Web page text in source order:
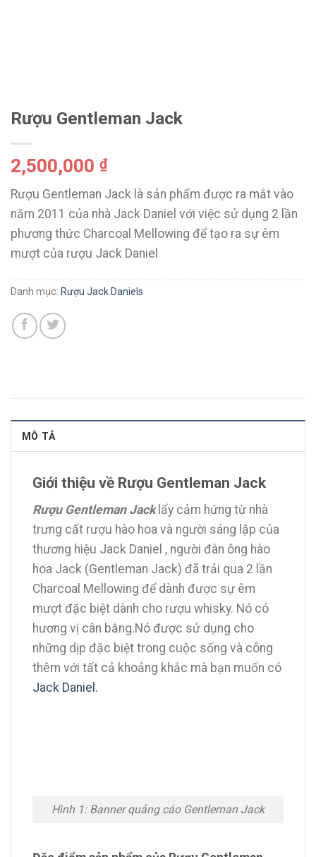
Rượu Gentleman Jack
2,500,000 ₫
Rượu Gentleman Jack là sản phẩm được ra mắt vào
năm 2011 của nhà Jack Daniel với việc sử dụng 2 lần
phương thức Charcoal Mellowing để tạo ra sự êm
mượt của rượu Jack Daniel
Danh mục: Rượu Jack Daniels
MÔ TẢ
Giới thiệu về Rượu Gentleman Jack
Rượu Gentleman Jacklấy cảm hứng từ nhà
trưng cất rượu hào hoa và người sáng lập của
thương hiệu Jack Daniel , người đàn ông hào
hoa Jack (Gentleman Jack) đã trải qua 2 lần
Charcoal Mellowing để dành được sự êm
mượt đặc biệt dành cho rượu whisky. Nó có
hương vị cân bằng.Nó được sử dụng cho
những dịp đặc biệt trong cuộc sống và công
thêm với tất cả khoảng khắc mà bạn muốn có
Jack Daniel.
Hình 1: Banner quảng cáo Gentleman Jack